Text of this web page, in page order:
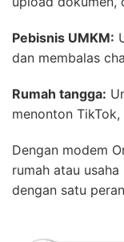
Pebisnis UMKM:
dan membalas
Rumah tangga:
menonton
Dengan modem
rumah atau
dengan satu